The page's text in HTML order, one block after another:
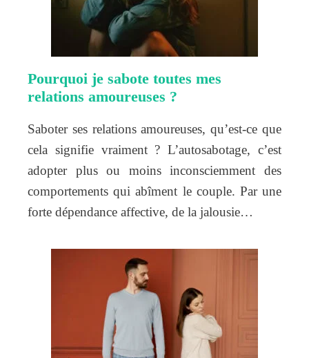
Pourquoi je sabote toutes mes
relations amoureuses ?
Saboter ses relations amoureuses, qu’est-ce que
cela signifie vraiment ? L’autosabotage, c’est
adopter plus ou moins inconsciemment des
comportements qui abîment le couple. Par une
forte dépendance affective, de la jalousie…